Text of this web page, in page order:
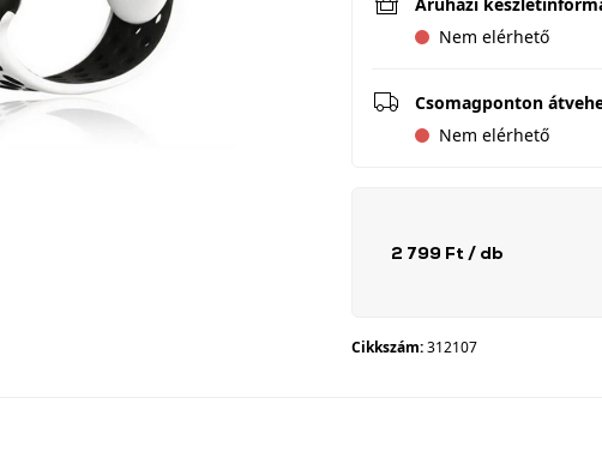
Nem elérhető
Csomagponton
Nem elérhető
2 799 Ft / db
Cikkszám:312107